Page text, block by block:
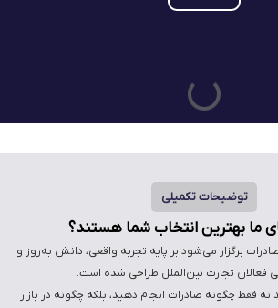
توضیحات تکمیلی
ما بهترین انتخاب شما هستند؟
برگزار می‌شود بر پایه تجربه واقعی، دانش به‌روز و
فعالان تجارت بین‌الملل طراحی شده است.
نه فقط چگونه صادرات انجام دهید، بلکه چگونه در بازار